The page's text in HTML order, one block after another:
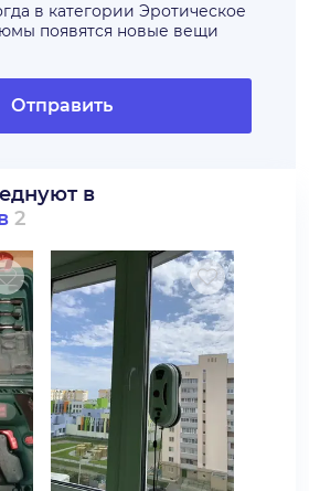
в категории Эротическое
появятся новые вещи
Отправить
в
2